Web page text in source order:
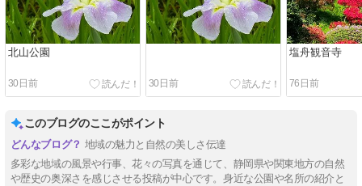
北山公園
30日前 30日前
塩舟観音寺
76日前
このブログのここがポイント
地域の魅力と自然の美しさ伝達
多彩な地域の風景や行事、花々の写真を通じて、静岡県や関東地方の自然
や歴史の奥深さを感じさせる投稿が中心です。身近な公園や名所の紹介と